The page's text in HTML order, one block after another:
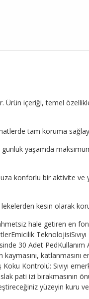
içeriği, temel
tam koruma
yaşamda
konforlu bir aktivite
lekelerden kesin olarak
hale getiren en
30 Adet
katlanmasını
Kontrolü: Sıvıyı
pati izi bırakmasının
yüzeyin kuru